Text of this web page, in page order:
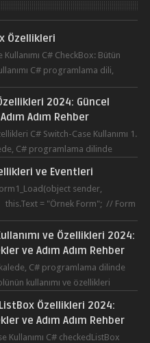
Özellikleri
Kullanımı C# CheckBox: Bütün
C# programlama dili,
uygulama üzerinde seçim yapma...
2024: Güncel
Adım Rehber
C# Switch-Case Kullanımı 1.
C# programlama dilinde
ve Eventleri
sender,
= "Örnek Form"; // Form
= Co...
ve Özellikleri 2024:
ve Adım Adım Rehber
C# programlama dilinde
kullanımı ve özellikleri
Özellikleri 2024:
ve Adım Adım Rehber
Kullanımı C# checkedListBox